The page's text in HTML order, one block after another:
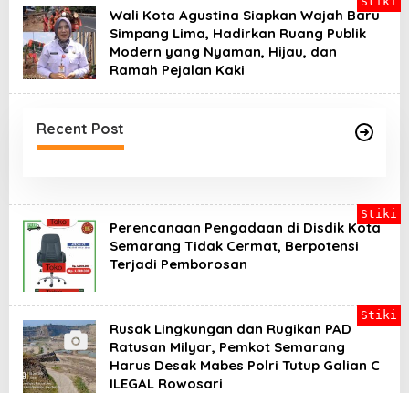
Wali Kota Agustina Siapkan Wajah Baru
Simpang Lima, Hadirkan Ruang Publik
Modern yang Nyaman, Hijau, dan
Ramah Pejalan Kaki
Recent Post
Perencanaan Pengadaan di Disdik Kota
Semarang Tidak Cermat, Berpotensi
Terjadi Pemborosan
Stiki
Rusak Lingkungan dan Rugikan PAD
Ratusan Milyar, Pemkot Semarang
Harus Desak Mabes Polri Tutup Galian C
ILEGAL Rowosari
Stiki